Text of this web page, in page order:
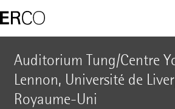
Auditorium Tung/Centre
Lennon, Université de
Royaume-Uni